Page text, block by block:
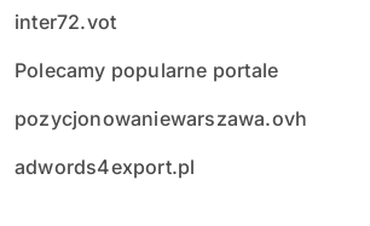
inter72.vot
Polecamy popularne portale
pozycjonowaniewarszawa.ovh
adwords4export.pl